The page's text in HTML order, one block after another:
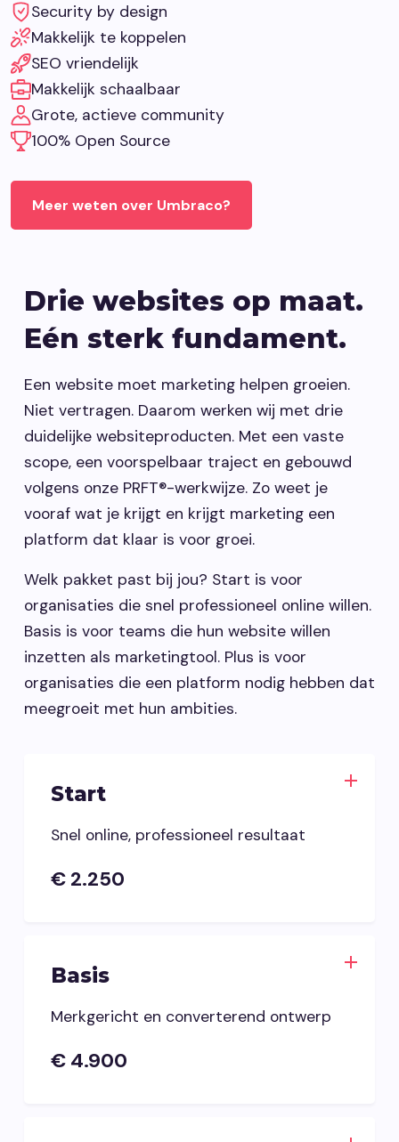
Security by design
Makkelijk te koppelen
SEO vriendelijk
Makkelijk schaalbaar
Grote, actieve community
100% Open Source
Meer weten over Umbraco?
Drie websites op maat.
Eén sterk fundament.
Een website moet marketing helpen groeien.
Niet vertragen. Daarom werken wij met drie
duidelijke websiteproducten. Met een vaste
scope, een voorspelbaar traject en gebouwd
volgens onze PRFT®-werkwijze. Zo weet je
vooraf wat je krijgt en krijgt marketing een
platform dat klaar is voor groei.
Welk pakket past bij jou? Start is voor
organisaties die snel professioneel online willen.
Basis is voor teams die hun website willen
inzetten als marketingtool. Plus is voor
organisaties die een platform nodig hebben dat
meegroeit met hun ambities.
Start
Snel online, professioneel resultaat
€ 2.250
Basis
Merkgericht en converterend ontwerp
€ 4.900